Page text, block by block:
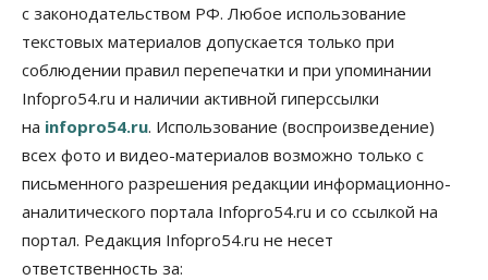
бетонированию рулежных дорожек
07 Августа 2026, 17:00
Новосибирцы стали реже оформлять
дома по упрощенной схеме
07 Августа 2026, 16:00
Общество Право&Порядок
Роспотребнадзор изъял почти полторы тонны
мяса в Новосибирской области
с законодательством РФ. Любое использование
текстовых материалов допускается только при
соблюдении правил перепечатки и при упоминании
Infopro54.ru и наличии активной гиперссылки
на infopro54.ru. Использование (воспроизведение)
всех фото и видео-материалов возможно только с
письменного разрешения редакции информационно-
аналитического портала Infopro54.ru и со ссылкой на
портал. Редакция Infopro54.ru не несет
ответственность за: